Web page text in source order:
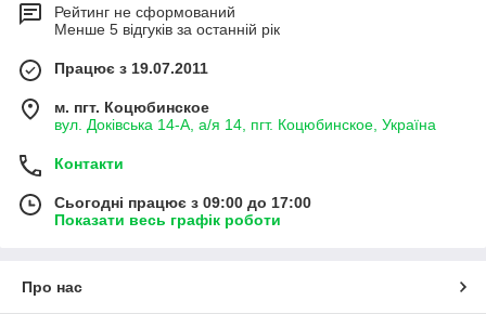
Рейтинг не сформований
Менше 5 відгуків за останній рік
Працює з 19.07.2011
м. пгт. Коцюбинское
вул. Доківська 14-А, а/я 14, пгт. Коцюбинское, Україна
Контакти
Сьогодні працює з 09:00 до 17:00
Показати весь графік роботи
Про нас